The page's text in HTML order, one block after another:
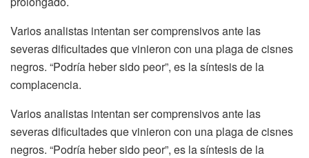
Varios analistas intentan ser comprensivos ante las
severas dificultades que vinieron con una plaga de cisnes
negros. “Podría heber sido peor”, es la síntesis de la
complacencia.
Varios analistas intentan ser comprensivos ante las
severas dificultades que vinieron con una plaga de cisnes
negros. “Podría heber sido peor”, es la síntesis de la